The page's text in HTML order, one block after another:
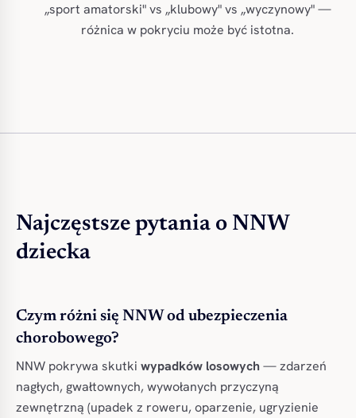
„sport amatorski" vs „klubowy" vs „wyczynowy" —
różnica w pokryciu może być istotna.
Najczęstsze pytania o NNW
dziecka
Czym różni się NNW od ubezpieczenia
chorobowego?
NNW pokrywa skutki wypadków losowych— zdarzeń
nagłych, gwałtownych, wywołanych przyczyną
zewnętrzną (upadek z roweru, oparzenie, ugryzienie